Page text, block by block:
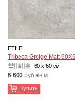
ETILE
Tribeca Greige Matt
60 x 60 см
6 600 руб./кв.м
Купить